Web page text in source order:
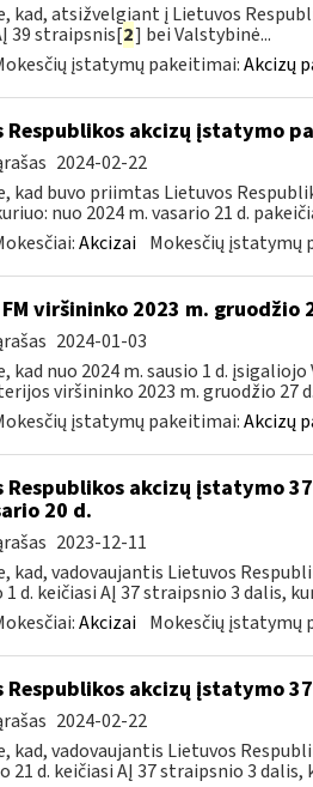
kad, atsižvelgiant į Lietuvos
39 straipsnis[2] bei Valstybinė...
įstatymų pakeitimai:Akcizų
Respublikos akcizų įstatymo
2024-02-22
kad buvo priimtas Lietuvos
nuo 2024 m. vasario 21 d.
Akcizai Mokesčių įstatymų
FM viršininko 2023 m.
2024-01-03
kad nuo 2024 m. sausio 1 d.
viršininko 2023 m. gruodžio 27
įstatymų pakeitimai:Akcizų
Respublikos akcizų įstatymo
20 d.
2023-12-11
kad, vadovaujantis Lietuvos
1 d. keičiasi AĮ 37 straipsnio 3 dalis,
Akcizai Mokesčių įstatymų
Respublikos akcizų įstatymo
2024-02-22
kad, vadovaujantis Lietuvos
21 d. keičiasi AĮ 37 straipsnio 3